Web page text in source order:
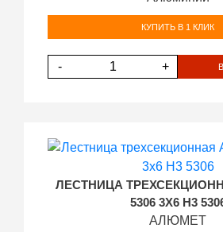
КУПИТЬ В 1 КЛИК
- +
ЛЕСТНИЦА
5306 3Х6 H3
АЛЮМЕТ